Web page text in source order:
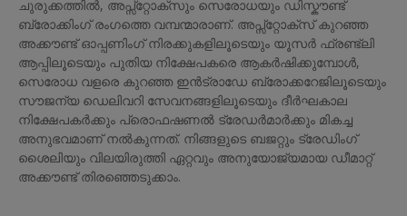
ചുരുക്കത്തിൽ, അപ്സ്റ്റോക്സും സെരോധയും ഡിസ്കൗണ്ട്
ബ്രോക്കിംഗ് രംഗത്തെ വമ്പന്മാരാണ്. അപ്സ്റ്റോക്സ് കുറഞ്ഞ
അക്കൗണ്ട് ഓപ്പണിംഗ് നിരക്കുകളിലൂടെയും യൂസർ ഫ്രണ്ട്‌ലി
ആപ്പിലൂടെയും പുതിയ നിക്ഷേപകരെ ആകർഷിക്കുമ്പോൾ,
സെരോധ വളരെ കുറഞ്ഞ ഇൻട്രാഡേ ബ്രോക്കറേജിലൂടെയും
സൗജന്യ ഡെലിവറി സേവനങ്ങളിലൂടെയും ദീർഘകാല
നിക്ഷേപകർക്കും പ്രൊഫഷണൽ ട്രേഡർമാർക്കും മികച്ച
അനുഭവമാണ് നൽകുന്നത്. നിങ്ങളുടെ ബജറ്റും ട്രേഡിംഗ്
ശൈലിയും വിലയിരുത്തി ഏറ്റവും അനുയോജ്യമായ ഡീമാറ്റ്
അക്കൗണ്ട് തിരഞ്ഞെടുക്കാം.